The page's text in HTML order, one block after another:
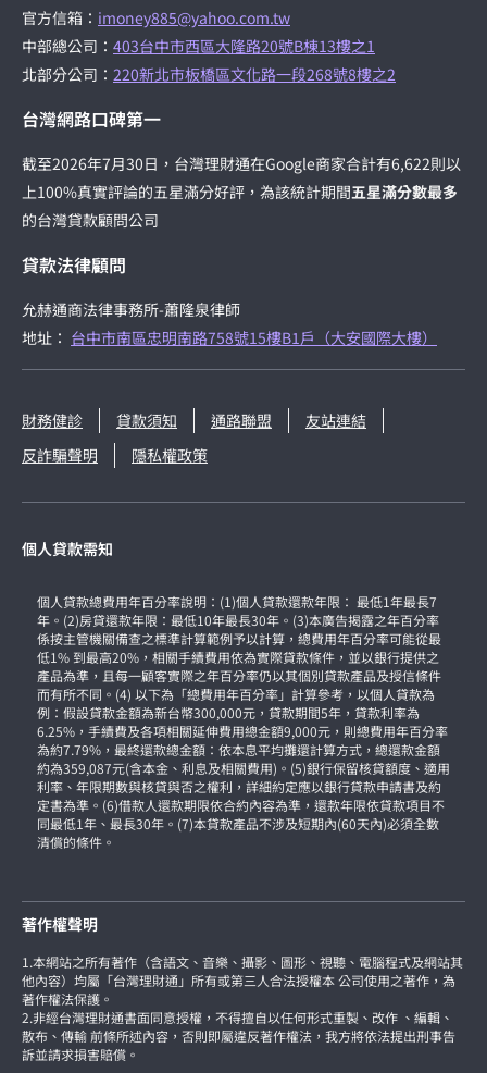
官方信箱： imoney885@yahoo.com.tw
中部總公司： 403台中市西區大隆路20號B棟13樓之1
北部分公司： 220新北市板橋區文化路一段268號8樓之2
台灣網路口碑第一
截至2026年7月30日，台灣理財通在Google商家合計有6,622則以
上100%真實評論的五星滿分好評，為該統計期間五星滿分數最多
的台灣貸款顧問公司
貸款法律顧問
允赫通商法律事務所-蕭隆泉律師
地址： 台中市南區忠明南路758號15樓B1戶（大安國際大樓）
財務健診 貸款須知 通路聯盟
友站連結
反詐騙聲明
隱私權政策
個人貸款需知
個人貸款總費用年百分率說明：(1)個人貸款還款年限： 最低1年最長7
年。(2)房貸還款年限：最低10年最長30年。(3)本廣告揭露之年百分率
係按主管機關備查之標準計算範例予以計算，總費用年百分率可能從最
低1% 到最高20%，相關手續費用依為實際貸款條件，並以銀行提供之
產品為準，且每一顧客實際之年百分率仍以其個別貸款產品及授信條件
而有所不同。(4) 以下為「總費用年百分率」計算參考，以個人貸款為
例：假設貸款金額為新台幣300,000元，貸款期間5年，貸款利率為
6.25%，手續費及各項相關延伸費用總金額9,000元，則總費用年百分率
為約7.79%，最終還款總金額：依本息平均攤還計算方式，總還款金額
約為359,087元(含本金、利息及相關費用)。(5)銀行保留核貸額度、適用
利率、年限期數與核貸與否之權利，詳細約定應以銀行貸款申請書及約
定書為準。(6)借款人還款期限依合約內容為準，還款年限依貸款項目不
同最低1年、最長30年。(7)本貸款產品不涉及短期內(60天內)必須全數
清償的條件。
著作權聲明
1.本網站之所有著作（含語文、音樂、攝影、圖形、視聽、電腦程式及網站其
他內容）均屬「台灣理財通」所有或第三人合法授權本 公司使用之著作，為
著作權法保護。
2.非經台灣理財通書面同意授權，不得擅自以任何形式重製、改作 、編輯、
散布、傳輸 前條所述內容，否則即屬違反著作權法，我方將依法提出刑事告
訴並請求損害賠償。